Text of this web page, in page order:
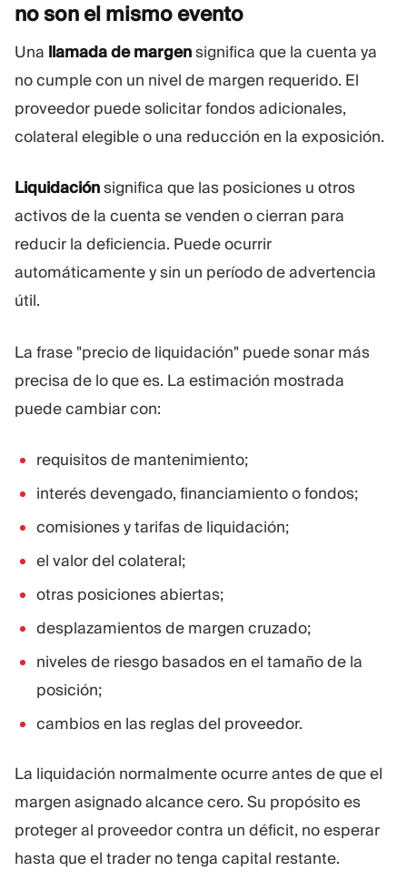
no son el mismoevento
Una llamada de margensignifica que la cuenta ya
no cumple con un nivel de margen requerido. El
proveedor puede solicitar fondos adicionales,
colateral elegible o una reducción en la exposición.
Liquidaciónsignifica que las posiciones u otros
activos de la cuenta se venden o cierran para
reducir la deficiencia. Puede ocurrir
automáticamente y sin un período de advertencia
útil.
La frase "precio de liquidación" puede sonar más
precisa de lo que es. La estimación mostrada
puede cambiar con:
requisitos de mantenimiento;
interés devengado, financiamiento o fondos;
comisiones y tarifas de liquidación;
el valor del colateral;
otras posiciones abiertas;
desplazamientos de margen cruzado;
niveles de riesgo basados en el tamaño de la
posición;
cambios en las reglas del proveedor.
La liquidación normalmente ocurre antes de que el
margen asignado alcance cero. Su propósito es
proteger al proveedor contra un déficit, no esperar
hasta que el trader no tenga capital restante.